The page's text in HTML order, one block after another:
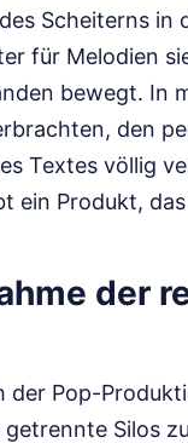
Scheiterns
für Melodien
bewegt. In
den
Textes völlig
ein Produkt,
der
der Pop-
getrennte Silos